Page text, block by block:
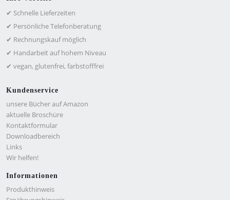
✔ Schnelle Lieferzeiten
✔ Persönliche Telefonberatung
✔ Rechnungskauf möglich
✔ Handarbeit auf hohem Niveau
✔ vegan, glutenfrei, farbstofffrei
Kundenservice
unsere Bücher auf Amazon
aktuelle Broschüre
Kontaktformular
Downloadbereich
Links
Wir helfen!
Informationen
Produkthinweis